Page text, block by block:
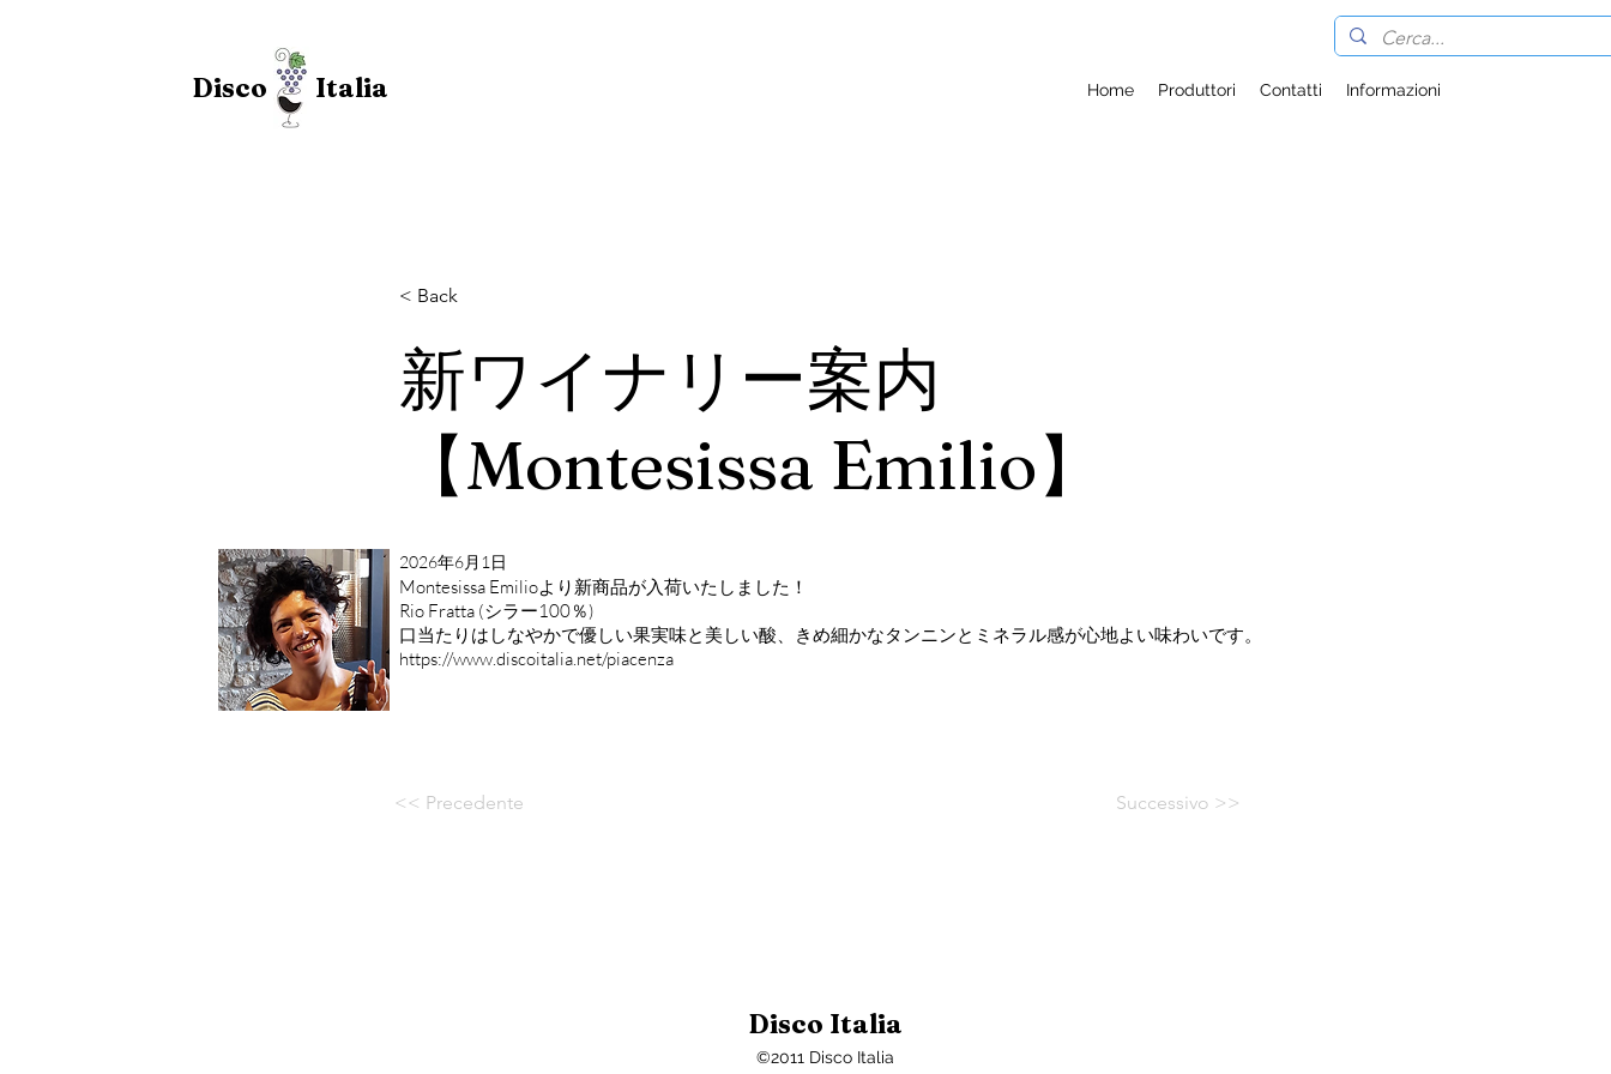
Disco Italia Home Produttori Contatti Informazioni
< Back
新ワイナリー案内
【Montesissa Emilio】
2026年6月1日
Montesissa Emilioより新商品が入荷いたしました！
Rio Fratta (シラー100％)
口当たりはしなやかで優しい果実味と美しい酸、きめ細かなタンニンとミネラル感が心地よい味わいです。
https://www.discoitalia.net/piacenza
<< Precedente Successivo >>
Disco Italia
©2011 Disco Italia